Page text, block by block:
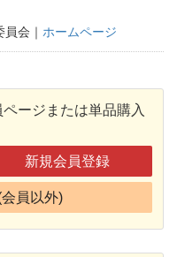
会｜ ホームページ
ージまたは単品購入
新規会員登録
員以外)